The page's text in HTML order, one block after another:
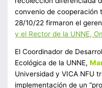
convenio de cooperación
28/10/22 firmaron el
y el Rector de la UNNE,
El Coordinador de
Ecológica de la UNNE,
Universidad y VICA NFU
implementación de un